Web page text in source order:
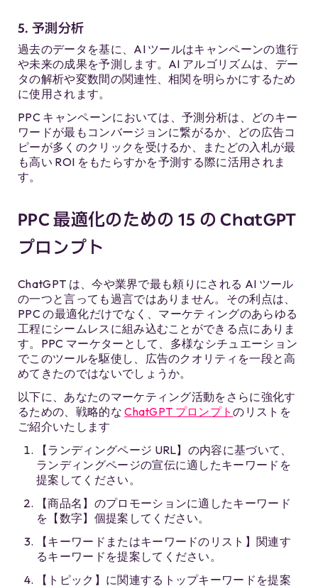
5. 予測分析
過去のデータを基に、AI ツールはキャンペーンの進行
や未来の成果を予測します。AI アルゴリズムは、デー
タの解析や変数間の関連性、相関を明らかにするため
に使用されます。
PPC キャンペーンにおいては、予測分析は、どのキー
ワードが最もコンバージョンに繋がるか、どの広告コ
ピーが多くのクリックを受けるか、またどの入札が最
も高い ROI をもたらすかを予測する際に活用されま
す。
PPC 最適化のための 15 の ChatGPT
プロンプト
ChatGPT は、今や業界で最も頼りにされる AI ツール
の一つと言っても過言ではありません。その利点は、
PPC の最適化だけでなく、マーケティングのあらゆる
工程にシームレスに組み込むことができる点にありま
す。PPC マーケターとして、多様なシチュエーション
でこのツールを駆使し、広告のクオリティを一段と高
めてきたのではないでしょうか。
以下に、あなたのマーケティング活動をさらに強化す
るための、戦略的なChatGPT プロンプトのリストを
ご紹介いたします
【ランディングページ URL】の内容に基づいて、
ランディングページの宣伝に適したキーワードを
提案してください。
【商品名】のプロモーションに適したキーワード
を​【数字】​個提案してください。
【キーワードまたはキーワードのリスト】関連す
るキーワードを提案してください。
【トピック】に関連するトップキーワードを提案